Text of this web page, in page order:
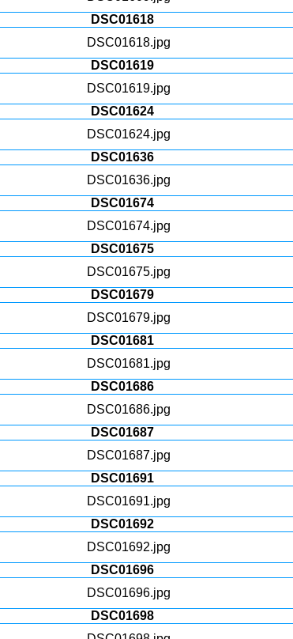
DSC01618
DSC01619
DSC01624
DSC01636
DSC01674
DSC01675
DSC01679
DSC01681
DSC01686
DSC01687
DSC01691
DSC01692
DSC01696
DSC01698